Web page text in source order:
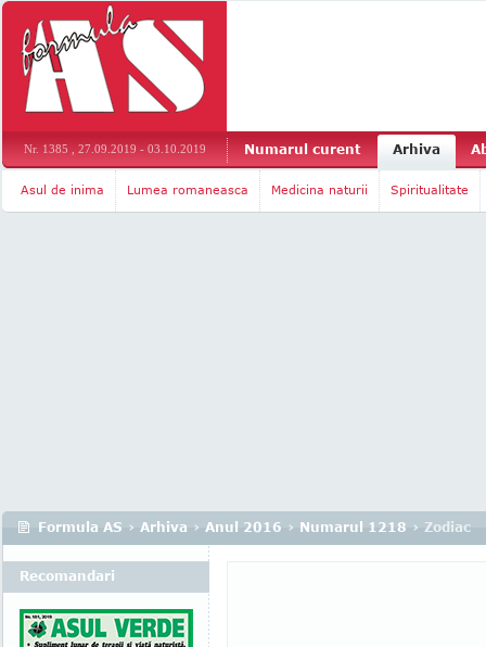
Nr. 1385 , 27.09.2019 - 03.10.2019 Numarul curent Arhiva
Asul de inima Lumea romaneasca Medicina naturii Spiritualitate
Formula AS › Arhiva › Anul 2016 › Numarul 1218 › Zodiac
Recomandari